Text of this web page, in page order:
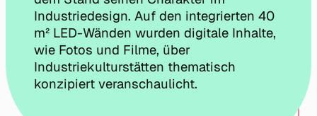
Industriedesign. Auf den integrierten 40
m² LED-Wänden wurden digitale Inhalte,
wie Fotos und Filme, über
Industriekulturstätten thematisch
konzipiert veranschaulicht.